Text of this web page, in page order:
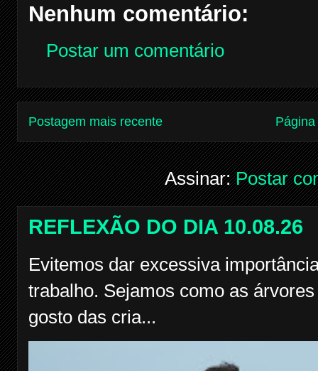
Nenhum comentário:
Postar um comentário
Postagem mais recente
Assinar:Postar
REFLEXÃO DO DIA 10.08.26
Evitemos dar excessiva
trabalho. Sejamos como as
gosto das cria...